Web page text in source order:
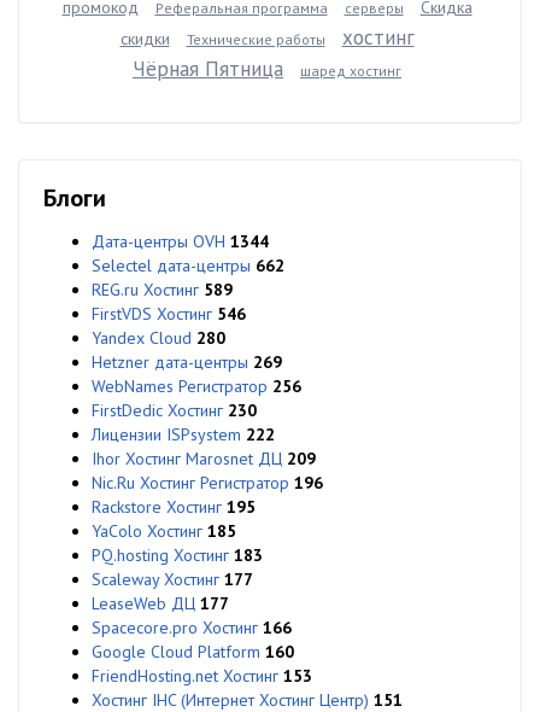
промокод
Реферальная программа серверы
Скидка
скидки
Технические работы
хостинг
Чёрная Пятница
шаред хостинг
Блоги
Дата-центры OVH 1344
Selectel дата-центры 662
REG.ru Хостинг 589
FirstVDS Хостинг 546
Yandex Cloud 280
Hetzner дата-центры 269
WebNames Регистратор 256
FirstDedic Хостинг 230
Лицензии ISPsystem 222
Ihor Хостинг Marosnet ДЦ 209
Nic.Ru Хостинг Регистратор 196
Rackstore Хостинг 195
YaColo Хостинг 185
PQ.hosting Хостинг 183
Scaleway Хостинг 177
LeaseWeb ДЦ 177
Spacecore.pro Хостинг 166
Google Cloud Platform 160
FriendHosting.net Хостинг 153
Хостинг IHC (Интернет Хостинг Центр) 151